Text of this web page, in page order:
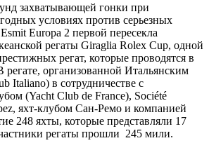
захватывающей гонки при
условиях против серьезных
Europa 2 первой пересекла
регаты Giraglia Rolex Cup, одной
регат, которые проводятся в
организованной Итальянским
Italiano) в сотрудничестве с
(Yacht Club de France), Société
яхт-клубом Сан-Ремо и компанией
248 яхты, которые представляли 17
регаты прошли 245 мили.